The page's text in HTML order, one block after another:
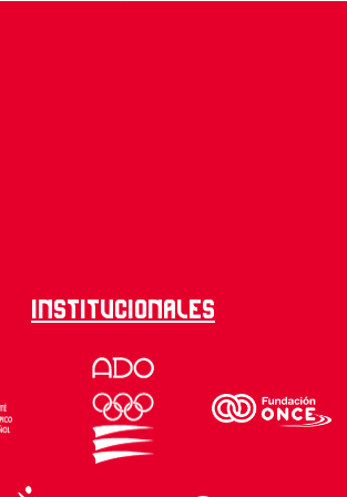
Institucionales